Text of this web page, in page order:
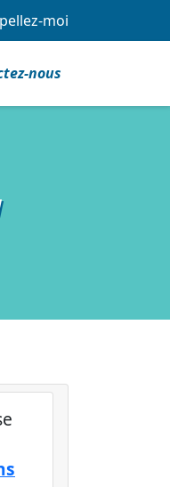
moi
nous